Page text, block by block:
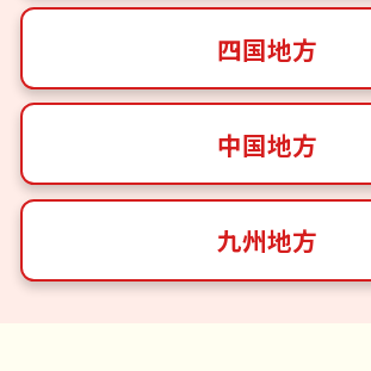
四国地方
中国地方
九州地方